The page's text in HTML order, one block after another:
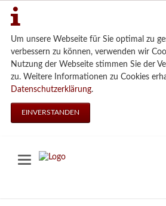
Um unsere Webseite für Sie optimal zu
verbessern zu können, verwenden wir
Nutzung der Webseite stimmen Sie der
zu. Weitere Informationen zu Cookies
Datenschutzerklärung.
EINVERSTANDEN